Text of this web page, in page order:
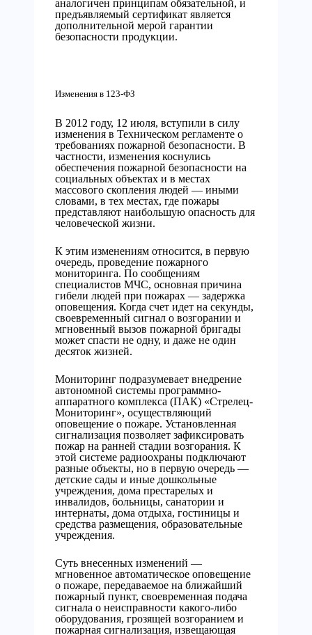
аналогичен принципам обязательной, и
предъявляемый сертификат является
дополнительной мерой гарантии
безопасности продукции.
Изменения в 123-ФЗ
В 2012 году, 12 июля, вступили в силу
изменения в Техническом регламенте о
требованиях пожарной безопасности. В
частности, изменения коснулись
обеспечения пожарной безопасности на
социальных объектах и в местах
массового скопления людей — иными
словами, в тех местах, где пожары
представляют наибольшую опасность для
человеческой жизни.
К этим изменениям относится, в первую
очередь, проведение пожарного
мониторинга. По сообщениям
специалистов МЧС, основная причина
гибели людей при пожарах — задержка
оповещения. Когда счет идет на секунды,
своевременный сигнал о возгорании и
мгновенный вызов пожарной бригады
может спасти не одну, и даже не один
десяток жизней.
Мониторинг подразумевает внедрение
автономной системы программно-
аппаратного комплекса (ПАК) «Стрелец-
Мониторинг», осуществляющий
оповещение о пожаре. Установленная
сигнализация позволяет зафиксировать
пожар на ранней стадии возгорания. К
этой системе радиоохраны подключают
разные объекты, но в первую очередь —
детские сады и иные дошкольные
учреждения, дома престарелых и
инвалидов, больницы, санатории и
интернаты, дома отдыха, гостиницы и
средства размещения, образовательные
учреждения.
Суть внесенных изменений —
мгновенное автоматическое оповещение
о пожаре, передаваемое на ближайший
пожарный пункт, своевременная подача
сигнала о неисправности какого-либо
оборудования, грозящей возгоранием и
пожарная сигнализация, извещающая